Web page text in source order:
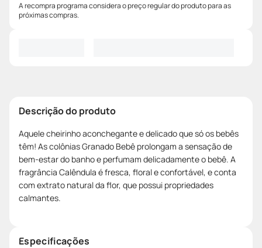
A recompra programa considera o preço regular do produto para as
próximas compras.
Descrição do produto
Aquele cheirinho aconchegante e delicado que só os bebês
têm! As colônias Granado Bebê prolongam a sensação de
bem-estar do banho e perfumam delicadamente o bebê. A
fragrância Calêndula é fresca, floral e confortável, e conta
com extrato natural da flor, que possui propriedades
calmantes.
Especificações